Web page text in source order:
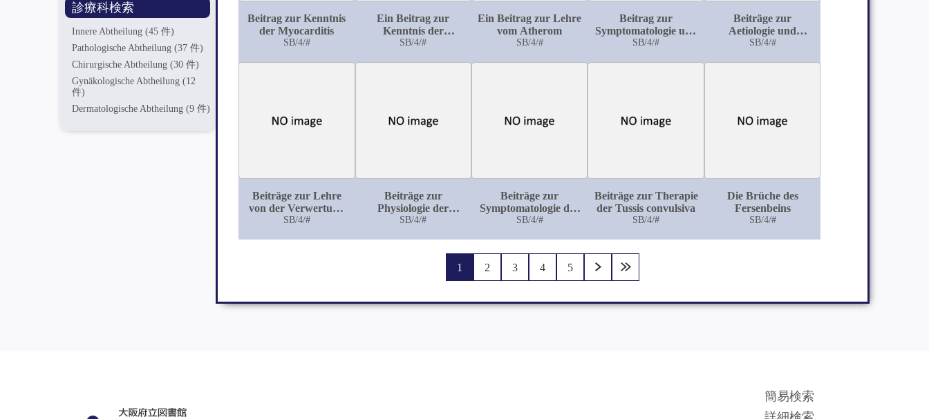
診療科検索
Innere Abtheilung(45 件)
Pathologische Abtheilung(37 件)
Chirurgische Abtheilung(30 件)
Gynäkologische Abtheilung(12
件)
Dermatologische Abtheilung(9 件)
Beitrag zur Kenntnis
der Myocarditis
SB/4/#
Ein Beitrag zur
Kenntnis der
traumatischen
SB/4/#
Ein Beitrag zur Lehre
vom Atherom
SB/4/#
Beitrag zur
Symptomatologie und
Ätiologie des Mal
SB/4/#
Beiträge zur
Aetiologie und
Statistik der
SB/4/#
Beiträge zur Lehre
von der Verwertung
der Häminkrystalle zu
SB/4/#
Beiträge zur
Physiologie der
Nierensecretion
SB/4/#
Beiträge zur
Symptomatologie der
chronischen
SB/4/#
Beiträge zur Therapie
der Tussis convulsiva
SB/4/#
Die Brüche des
Fersenbeins
SB/4/#
1 2 3 4 5
簡易検索